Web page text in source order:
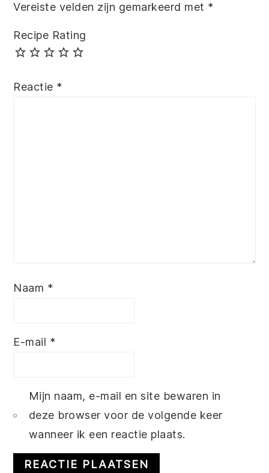
Vereiste velden zijn gemarkeerd met *
Recipe Rating
Reactie *
Naam *
E-mail *
Mijn naam, e-mail en site bewaren in
deze browser voor de volgende keer
wanneer ik een reactie plaats.